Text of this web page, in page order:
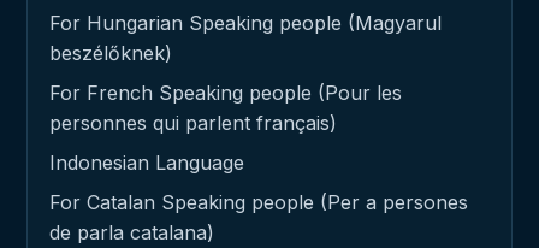
For Hungarian Speaking people (Magyarul
beszélőknek)
For French Speaking people (Pour les
personnes qui parlent français)
Indonesian Language
For Catalan Speaking people (Per a persones
de parla catalana)